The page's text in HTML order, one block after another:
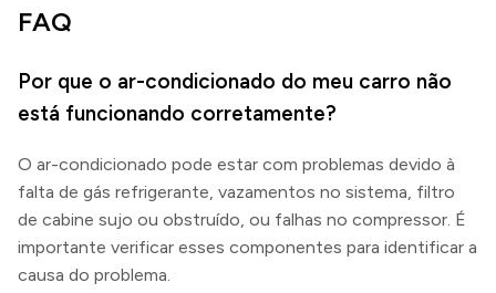
FAQ
Por que o ar-condicionado do meu carro não
está funcionando corretamente?
O ar-condicionado pode estar com problemas devido à
falta de gás refrigerante, vazamentos no sistema, filtro
de cabine sujo ou obstruído, ou falhas no compressor. É
importante verificar esses componentes para identificar a
causa do problema.